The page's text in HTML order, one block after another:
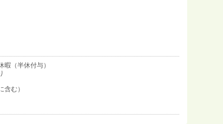
暇（半休付与）
含む）